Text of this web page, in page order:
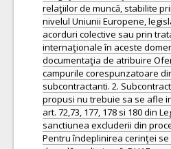
relaţiilor de muncă, stabilite
nivelul Uniunii Europene,
acorduri colective sau prin
internaţionale în aceste
documentaţia de atribuire
campurile corespunzatoare
subcontractanti. 2.
propusi nu trebuie sa se afle
art. 72,73, 177, 178 si 180 din
sanctiunea excluderii din
Pentru îndeplinirea cerinţei se